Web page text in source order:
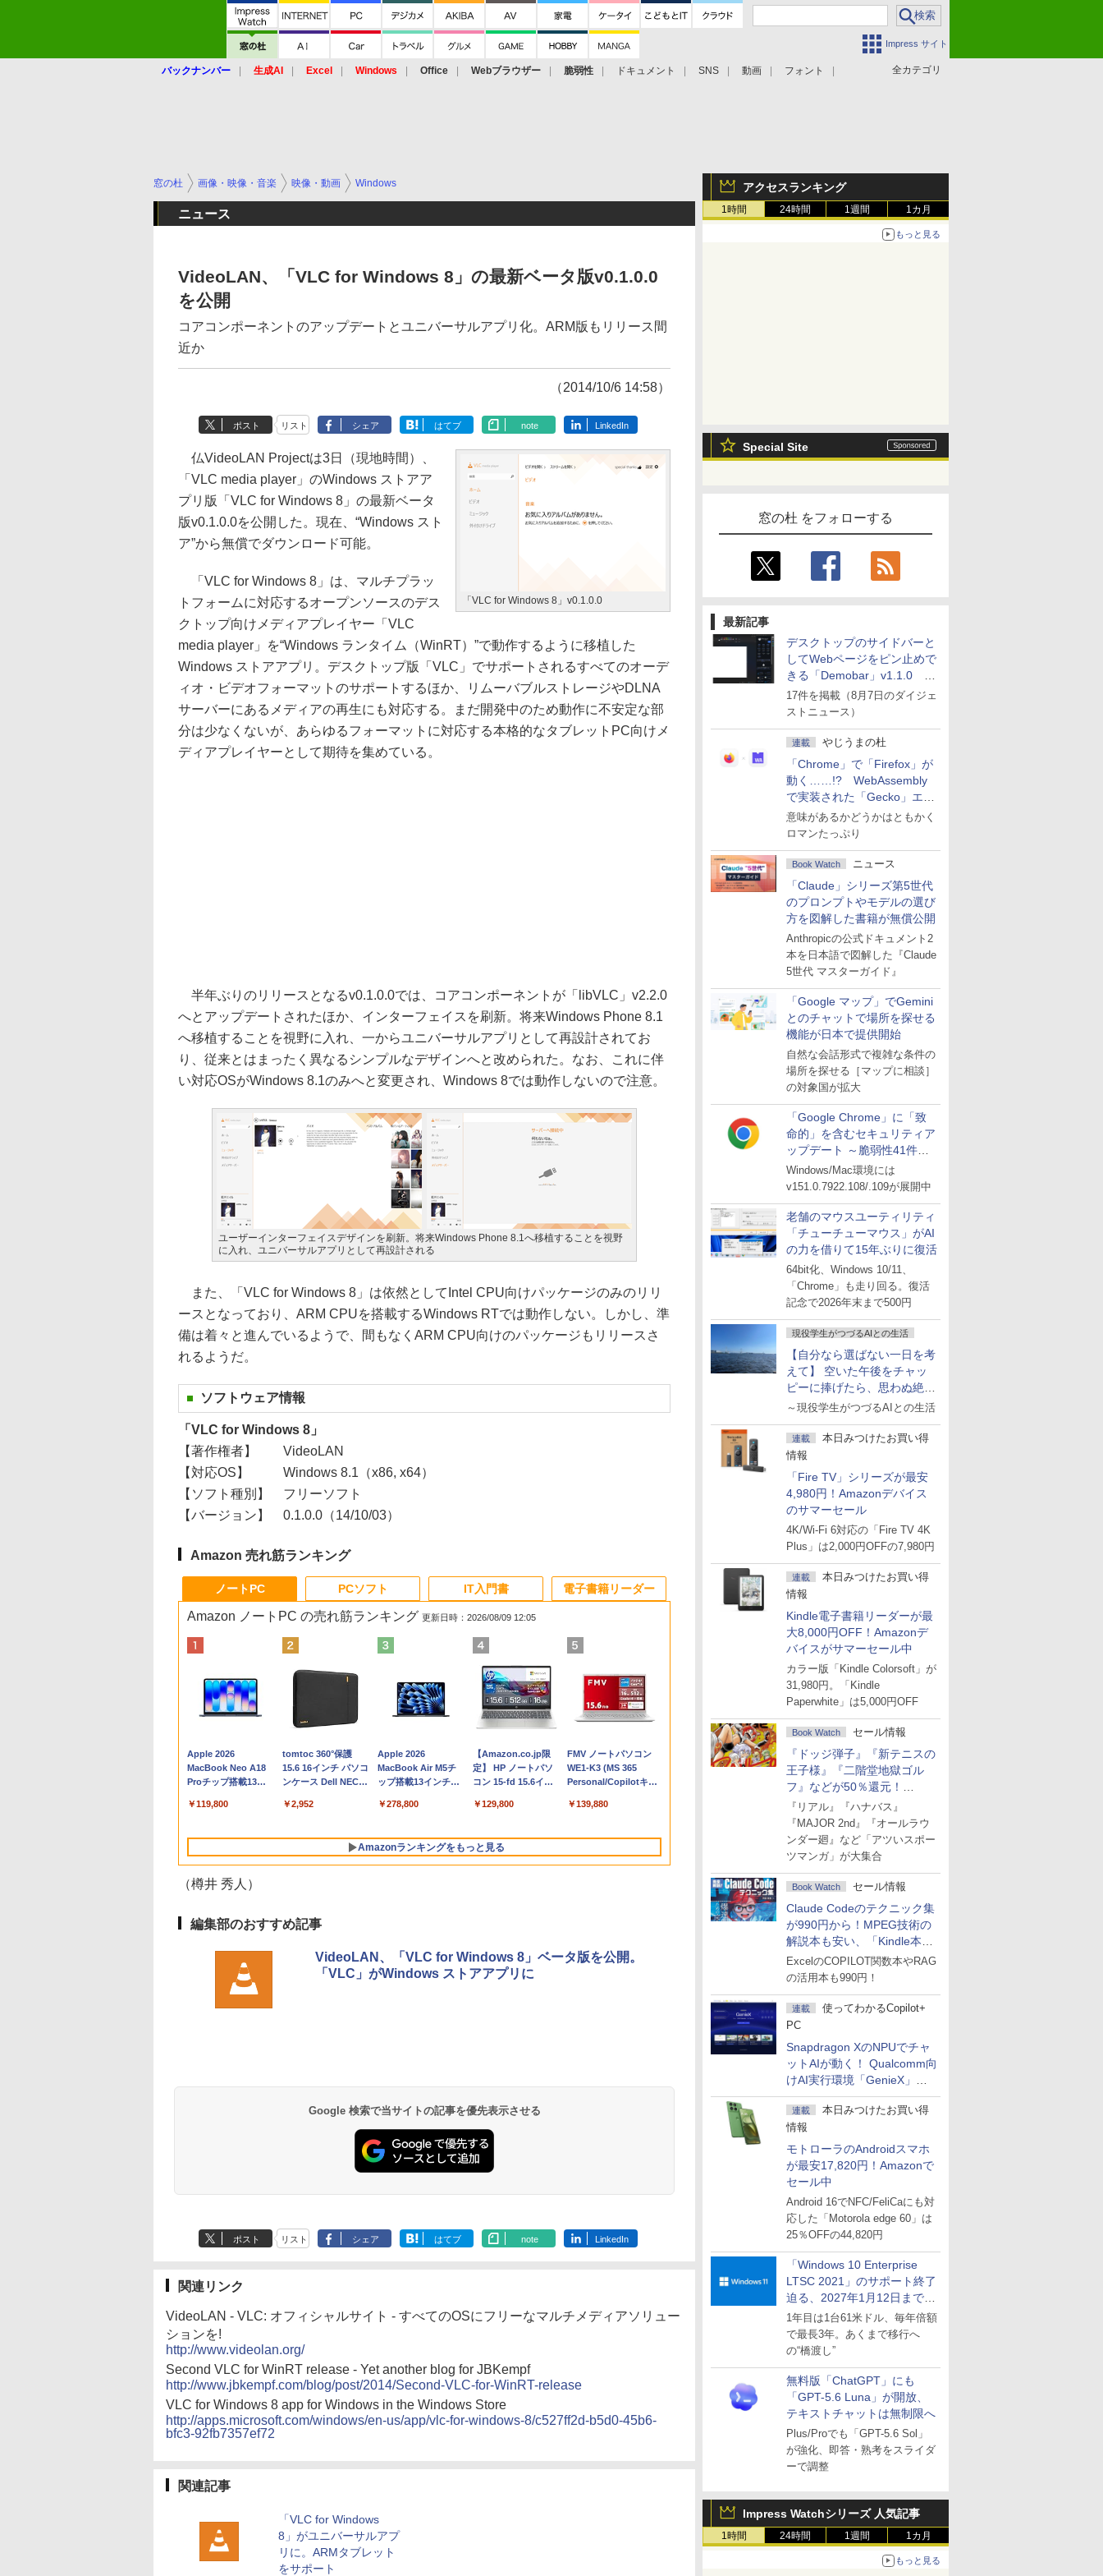
Impress サイト
全カテゴリ
バックナンバー 生成AI Excel Windows Office Webブラウザー 脆弱性 ドキュメント SNS 動画 フォント
アクセスランキング
1時間 24時間 1週間 1カ月
もっと見る
Special Site
窓の杜 をフォローする
最新記事
デスクトップのサイドバーと
してWebページをピン止めで
きる「Demobar」v1.1.0 ほ
か
17件を掲載（8月7日のダイジェ
ストニュース）
連載 やじうまの杜
「Chrome」で「Firefox」が
動く……!? WebAssembly
で実装された「Gecko」エン
ジン
意味があるかどうかはともかく
ロマンたっぷり
Book Watch ニュース
「Claude」シリーズ第5世代
のプロンプトやモデルの選び
方を図解した書籍が無償公開
Anthropicの公式ドキュメント2
本を日本語で図解した『Claude
5世代 マスターガイド』
「Google マップ」でGemini
とのチャットで場所を探せる
機能が日本で提供開始
自然な会話形式で複雑な条件の
場所を探せる［マップに相談］
の対象国が拡大
「Google Chrome」に「致
命的」を含むセキュリティア
ップデート ～脆弱性41件に
対処
Windows/Mac環境には
v151.0.7922.108/.109が展開中
老舗のマウスユーティリティ
「チューチューマウス」がAI
の力を借りて15年ぶりに復活
64bit化、Windows 10/11、
「Chrome」も走り回る。復活
記念で2026年末まで500円
現役学生がつづるAIとの生活
【自分なら選ばない一日を考
えて】 空いた午後をチャッ
ピーに捧げたら、思わぬ絶景
に出会った話
～現役学生がつづるAIとの生活
連載
本日みつけたお買い得
情報
「Fire TV」シリーズが最安
4,980円！Amazonデバイス
のサマーセール
4K/Wi-Fi 6対応の「Fire TV 4K
Plus」は2,000円OFFの7,980円
連載
本日みつけたお買い得
情報
Kindle電子書籍リーダーが最
大8,000円OFF！Amazonデ
バイスがサマーセール中
カラー版「Kindle Colorsoft」が
31,980円。「Kindle
Paperwhite」は5,000円OFF
Book Watch セール情報
『ドッジ弾子』『新テニスの
王子様』『二階堂地獄ゴル
フ』などが50％還元！
Amazonマンガ週末セール
『リアル』『ハナバス』
『MAJOR 2nd』『オールラウ
ンダー廻』など「アツいスポー
ツマンガ」が大集合
Book Watch セール情報
Claude Codeのテクニック集
が990円から！MPEG技術の
解説本も安い、「Kindle本サ
マーセール」第2弾開始！
ExcelのCOPILOT関数本やRAG
の活用本も990円！
連載
使ってわかるCopilot+
PC
Snapdragon XのNPUでチャ
ットAIが動く！ Qualcomm向
けAI実行環境「GenieX」を
試してみた
連載
本日みつけたお買い得
情報
モトローラのAndroidスマホ
が最安17,820円！Amazonで
セール中
Android 16でNFC/FeliCaにも対
応した「Motorola edge 60」は
25％OFFの44,820円
「Windows 10 Enterprise
LTSC 2021」のサポート終了
迫る、2027年1月12日まで
～ESUは9月1日から販売
1年目は1台61米ドル、毎年倍額
で最長3年。あくまで移行へ
の“橋渡し”
無料版「ChatGPT」にも
「GPT-5.6 Luna」が開放、
テキストチャットは無制限へ
Plus/Proでも「GPT-5.6 Sol」
が強化、即答・熟考をスライダ
ーで調整
Impress Watchシリーズ 人気記事
1時間 24時間 1週間 1カ月
もっと見る
窓の杜 画像・映像・音楽 映像・動画 Windows
ニュース
VideoLAN、「VLC for Windows 8」の最新ベータ版v0.1.0.0
を公開
コアコンポーネントのアップデートとユニバーサルアプリ化。ARM版もリリース間
近か
（2014/10/6 14:58）
ポスト リスト シェア はてブ note LinkedIn
「VLC for Windows 8」v0.1.0.0
仏VideoLAN Projectは3日（現地時間）、
「VLC media player」のWindows ストアア
プリ版「VLC for Windows 8」の最新ベータ
版v0.1.0.0を公開した。現在、“Windows スト
ア”から無償でダウンロード可能。
「VLC for Windows 8」は、マルチプラッ
トフォームに対応するオープンソースのデス
クトップ向けメディアプレイヤー「VLC
media player」を“Windows ランタイム（WinRT）”で動作するように移植した
Windows ストアアプリ。デスクトップ版「VLC」でサポートされるすべてのオーデ
ィオ・ビデオフォーマットのサポートするほか、リムーバブルストレージやDLNA
サーバーにあるメディアの再生にも対応する。まだ開発中のため動作に不安定な部
分は少なくないが、あらゆるフォーマットに対応する本格的なタブレットPC向けメ
ディアプレイヤーとして期待を集めている。
半年ぶりのリリースとなるv0.1.0.0では、コアコンポーネントが「libVLC」v2.2.0
へとアップデートされたほか、インターフェイスを刷新。将来Windows Phone 8.1
へ移植することを視野に入れ、一からユニバーサルアプリとして再設計されてお
り、従来とはまったく異なるシンプルなデザインへと改められた。なお、これに伴
い対応OSがWindows 8.1のみへと変更され、Windows 8では動作しないので注意。
ユーザーインターフェイスデザインを刷新。将来Windows Phone 8.1へ移植することを視野
に入れ、ユニバーサルアプリとして再設計される
また、「VLC for Windows 8」は依然としてIntel CPU向けパッケージのみのリリ
ースとなっており、ARM CPUを搭載するWindows RTでは動作しない。しかし、準
備は着々と進んでいるようで、間もなくARM CPU向けのパッケージもリリースさ
れるようだ。
ソフトウェア情報
「VLC for Windows 8」
【著作権者】
VideoLAN
【対応OS】
Windows 8.1（x86, x64）
【ソフト種別】
フリーソフト
【バージョン】
0.1.0.0（14/10/03）
Amazon 売れ筋ランキング
ノートPC
Amazon ノートPC の売れ筋ランキング 更新日時：2026/08/09 12:05
Apple 2026
MacBook Neo A18
Proチップ搭載13イ
AIとApple
設計、Liquid Retina
ユニファイドメモ
リ、256GB SSDスト
レージ、1080p
- インディゴ
￥119,800
tomtoc 360°保護
15.6 16インチ パソコ
ンケース Dell NEC
dynabook Lenovo
￥2,952
Apple 2026
MacBook Air M5チ
ップ搭載13インチノ
Apple Intelligence、
Retinaディスプレ
イ、16GBユニファイ
ドメモリ、1TB SSD
￥278,800
【Amazon.co.jp限
定】 HP ノートパソ
コン 15-fd 15.6イン
512GB SSD インテ
￥129,800
FMV ノートパソコン
WE1-K3 (MS 365
Personal/Copilotキー
型/Core i5/16GB/SSD
FMVWK3E15W_AZ
￥139,880
Amazonランキングをもっと見る
PCソフト
ブロックス | オンラ
ブロックス |オンライ
ロブロックス | オン
10/mac対応|PC2台
IT入門書
もコンテンツ作成に
非エンジニアのため
のAIコーディング入
門シリーズ
Labo)
レータ紹介
電子書籍リーダー
チディスプレイ電子
調節ライト、12週間
告なし、メタリック
テリー、広告なし、
ト、最大8週間持続バ
し、ブラック (2025
年発売)
明るさ自動調整、色調
（樽井 秀人）
編集部のおすすめ記事
VideoLAN、「VLC for Windows 8」ベータ版を公開。
「VLC」がWindows ストアアプリに
Google 検索で当サイトの記事を優先表示させる
ポスト リスト シェア はてブ note LinkedIn
関連リンク
VideoLAN - VLC: オフィシャルサイト - すべてのOSにフリーなマルチメディアソリュー
ションを!
http://www.videolan.org/
Second VLC for WinRT release - Yet another blog for JBKempf
http://www.jbkempf.com/blog/post/2014/Second-VLC-for-WinRT-release
VLC for Windows 8 app for Windows in the Windows Store
http://apps.microsoft.com/windows/en-us/app/vlc-for-windows-8/c527ff2d-b5d0-45b6-
bfc3-92fb7357ef72
関連記事
「VLC for Windows
8」がユニバーサルアプ
リに。ARMタブレット
をサポート